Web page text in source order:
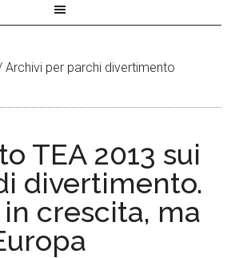
Archivi per parchi divertimento
TEA 2013 sui
divertimento.
crescita, ma